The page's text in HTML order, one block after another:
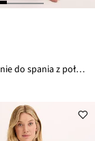
Długie spodnie do spania z połyskującej satyny